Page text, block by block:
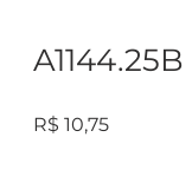
A1144.25B
R$ 10,75Preço